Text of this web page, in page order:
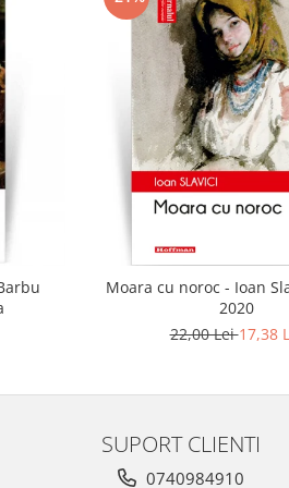
Moara cu noroc - Ioan
2020
22,00 Lei17,38
SUPORT CLIENTI
0740984910